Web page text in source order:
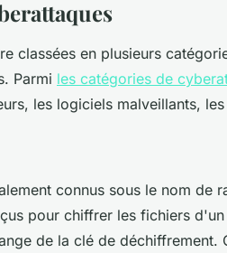
classées en plusieurs
Parmi les catégories de
les logiciels malveillants,
connus sous le nom de
pour chiffrer les fichiers
de la clé de déchiffrement.